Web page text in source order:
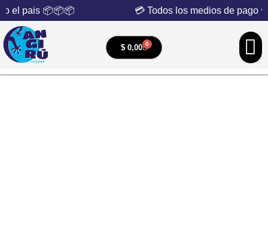
el pais 📦📦📦 💳 Todos los medios de pago 💳
$ 0,00 0